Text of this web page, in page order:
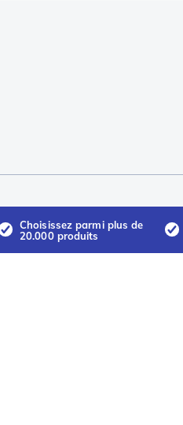
Choisissez parmi plus de
20.000 produits